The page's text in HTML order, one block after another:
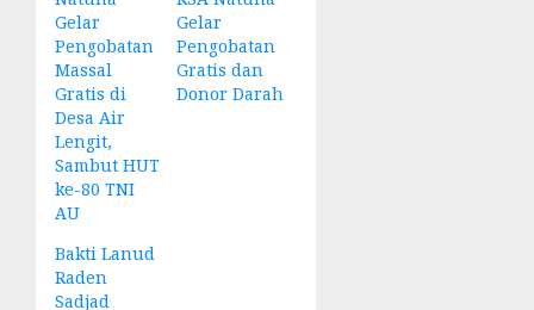
Gelar
Pengobatan
Massal
Gratis di
Desa Air
Lengit,
Sambut HUT
ke-80 TNI
AU
Gelar
Pengobatan
Gratis dan
Donor Darah
Bakti Lanud
Raden
Sadjad